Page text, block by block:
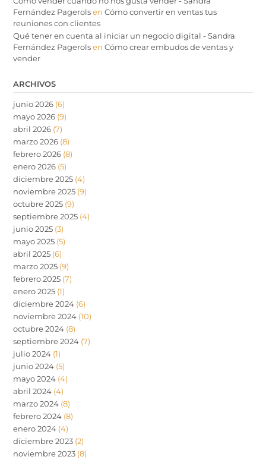
Fernández Pagerolsen Cómo convertir en ventas tus
reuniones con clientes
Qué tener en cuenta al iniciar un negocio digital - Sandra
Fernández Pagerolsen Cómo crear embudos de ventas y
vender
ARCHIVOS
junio 2026 (6)
mayo 2026 (9)
abril 2026 (7)
marzo 2026 (8)
febrero 2026 (8)
enero 2026 (5)
diciembre 2025 (4)
noviembre 2025 (9)
octubre 2025 (9)
septiembre 2025 (4)
junio 2025 (3)
mayo 2025 (5)
abril 2025 (6)
marzo 2025 (9)
febrero 2025 (7)
enero 2025 (1)
diciembre 2024 (6)
noviembre 2024 (10)
octubre 2024 (8)
septiembre 2024 (7)
julio 2024 (1)
junio 2024 (5)
mayo 2024 (4)
abril 2024 (4)
marzo 2024 (8)
febrero 2024 (8)
enero 2024 (4)
diciembre 2023 (2)
noviembre 2023 (8)